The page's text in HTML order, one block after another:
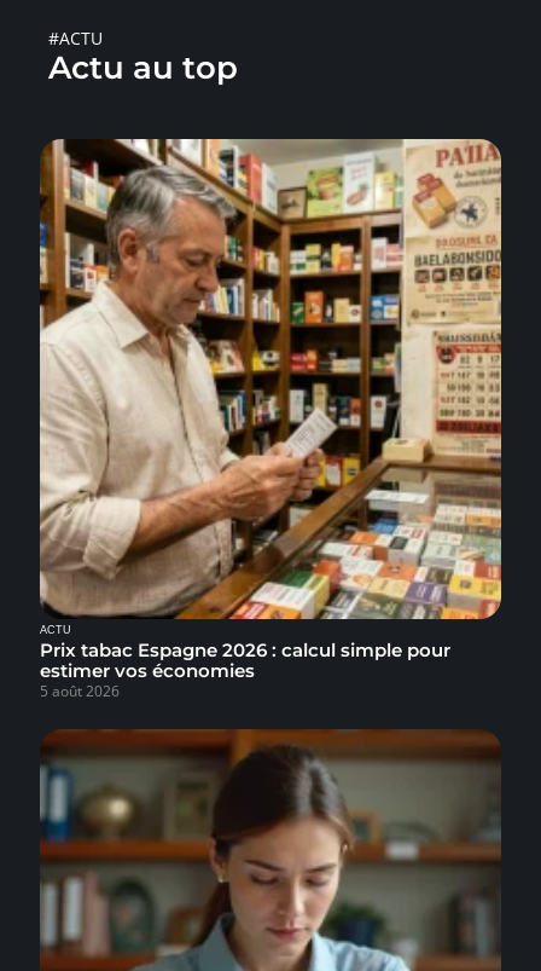
#ACTU
Actu au top
ACTU
Prix tabac Espagne 2026 : calcul simple pour
estimer vos économies
5 août 2026